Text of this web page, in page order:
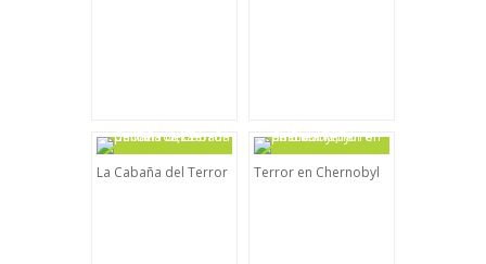
La Cabaña del Terror Terror en Chernobyl